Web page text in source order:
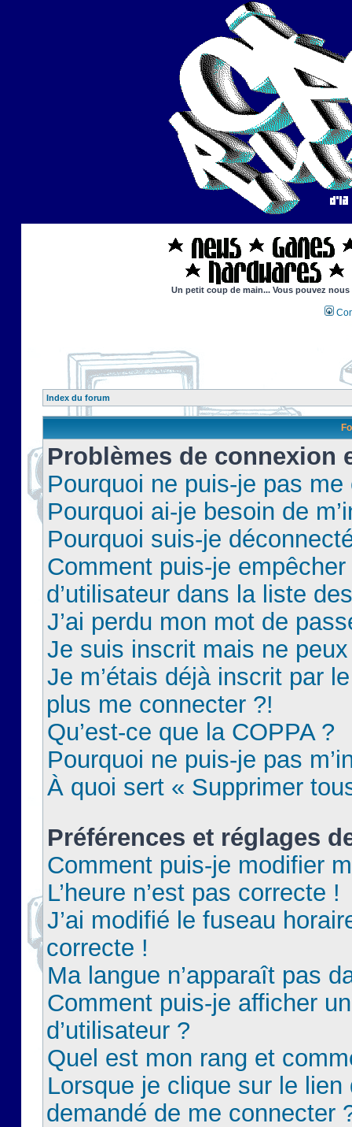
Un petit coup de main... Vous pouvez
Index du forum
Problèmes de connexion
Pourquoi ne puis-je pas
Pourquoi ai-je besoin de
Pourquoi suis-je
Comment puis-je
d’utilisateur dans la liste
J’ai perdu mon mot de
Je suis inscrit mais ne
Je m’étais déjà inscrit par
plus me connecter ?!
Qu’est-ce que la COPPA ?
Pourquoi ne puis-je pas
À quoi sert « Supprimer
Préférences et réglages
Comment puis-je modifier
L’heure n’est pas correcte !
J’ai modifié le fuseau
correcte !
Ma langue n’apparaît pas
Comment puis-je afficher
d’utilisateur ?
Quel est mon rang et
Lorsque je clique sur le lien
demandé de me connecter